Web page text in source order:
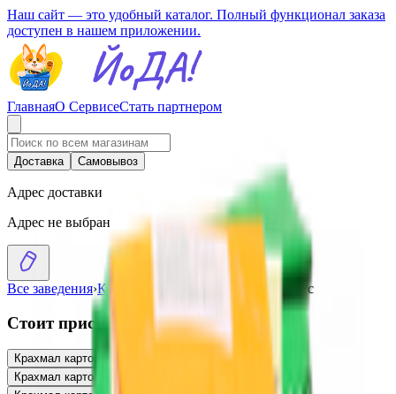
Наш сайт — это удобный каталог. Полный функционал заказа
доступен в нашем приложении.
ГлавнаяО СервисеСтать партнером
Доставка Самовывоз
Адрес доставки
Адрес не выбран
Все заведения›Каталог Крахмал картофельный в/с
Стоит присмотреться
Крахмал картофельный в/с
Крахмал картофельный «Эколайн»